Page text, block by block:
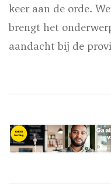
keer aan de orde.
brengt het
aandacht bij de